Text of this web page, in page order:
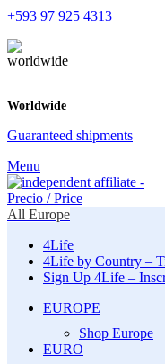
+593 97 925 4313
Worldwide
Guaranteed shipments
Menu
All Europe
4Life
4Life by Country –
Sign Up 4Life –
EUROPE
Shop Europe
EURO